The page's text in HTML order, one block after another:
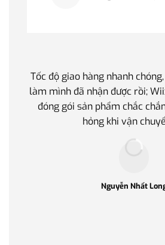
Tốc độ giao hàng nhanh
làm mình đã nhận được rồi;
đóng gói sản phẩm chắc
hỏng khi vận
Nguyễn Nhất